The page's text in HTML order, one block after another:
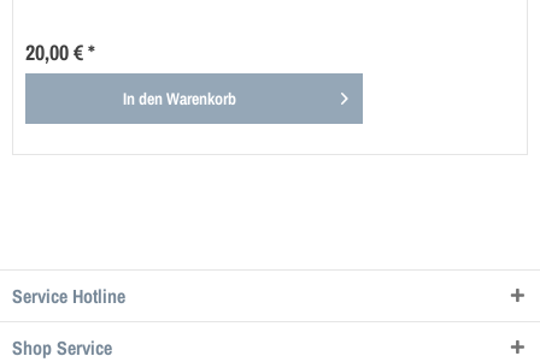
20,00 € *
In denWarenkorb
Service Hotline
Shop Service